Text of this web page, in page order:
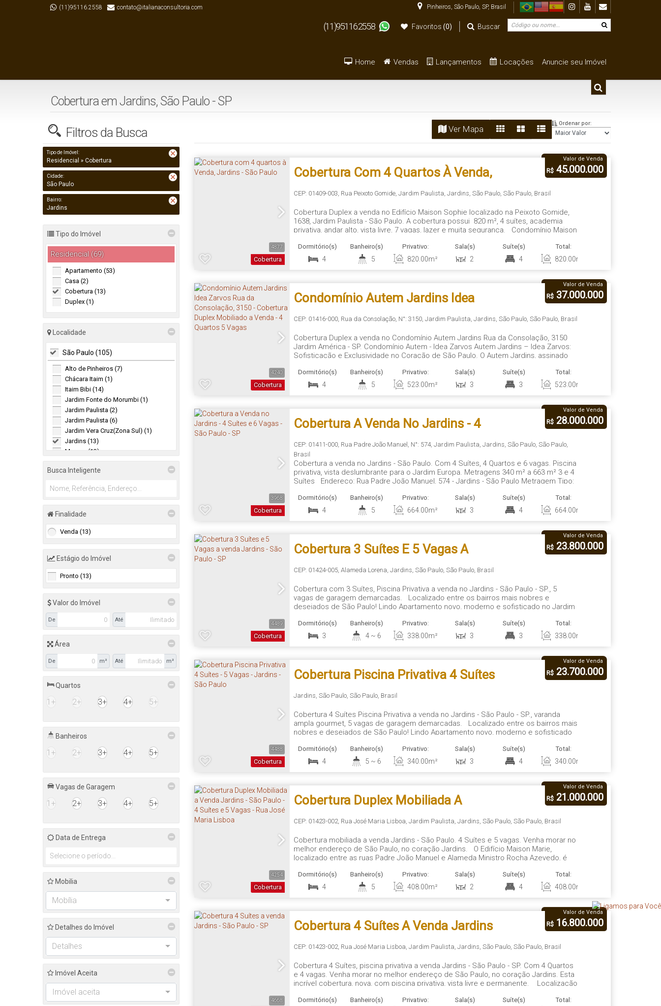
Pinheiros, São Paulo, SP, Brasil
(11)95116.2558 contato@italianaconsultoria.com
Buscar
Favoritos (0)
Anuncie seu Imóvel
Locações
Lançamentos
Vendas
Home
Cobertura em Jardins, São Paulo - SP
Filtros da Busca
Tipo de Imóvel:
Residencial » Cobertura
Cidade:
São Paulo
Bairro:
Jardins
Tipo do Imóvel
Residencial (69)
Apartamento (53)
Casa (2)
Cobertura (13)
Duplex (1)
Localidade
São Paulo (105)
Alto de Pinheiros (7)
Chácara Itaim (1)
Itaim Bibi (14)
Jardim Fonte do Morumbi (1)
Jardim Paulista (2)
Jardim Paulista (6)
Jardim Vera Cruz(Zona Sul) (1)
Jardins (13)
Moema (13)
Paraíso (2)
Perdizes (3)
Tatuapé (2)
Vila Mariana (3)
Vila Nova Conceição (11)
Vila Olímpia (4)
Vila Romana (1)
Busca Inteligente
Finalidade
Venda (13)
Estágio do Imóvel
Pronto (13)
Valor do Imóvel
De Até
Área
De m² Até m²
Quartos
1+ 2+ 3+ 4+ 5+
Banheiros
1+ 2+ 3+ 4+ 5+
Vagas de Garagem
1+ 2+ 3+ 4+ 5+
Data de Entrega
Mobilia
Mobília
Detalhes do Imóvel
Detalhes
Imóvel Aceita
Imóvel aceita
Ver Mapa
Ordenar por:
4877
Cobertura
Cobertura Com 4 Quartos À Venda,
Jardins - São Paulo
R$ 45.000.000
Valor de Venda
CEP: 01409-003 Rua Peixoto Gomide ,Jardim Paulista ,Jardins ,São Paulo ,São Paulo Brasil
4
Dormitório(s)
5
Banheiro(s) Privativo:
820 .00m² 2
Sala(s)
4
Suíte(s) Total:
820 .00m²
Cobertura Duplex a venda no Edifício Maison Sophie localizado na Peixoto Gomide,
1638, Jardim Paulista - São Paulo. A cobertura possui 820 m², 4 suítes, academia
privativa, andar alto, vista livre, 7 vagas, lazer e muita segurança. Condomínio Maison
prestigiado Maison Sophie, um dos edifícios mais...
4240
Cobertura
Condomínio Autem Jardins Idea
Zarvos Rua Da Consolação, 3150 -
Cobertura Duplex Mobiliado A
Venda - 4 Quartos 5 Vagas
R$ 37.000.000
Valor de Venda
CEP: 01416-000 Rua da Consolação N°: 3150 ,Jardim Paulista ,Jardins ,São Paulo ,São Paulo Brasil
4
Dormitório(s)
5
Banheiro(s) Privativo:
523 .00m² 3
Sala(s)
3
Suíte(s) Total:
523 .00m²
Cobertura Duplex a venda no Condomínio Autem Jardins Rua da Consolação, 3150
Jardim América - SP. Condomínio Autem - Idea Zarvos Autem Jardins – Idea Zarvos:
Sofisticação e Exclusividade no Coração de São Paulo. O Autem Jardins, assinado
design autoral e exclusividade. Localizado em um dos endereços...
3968
Cobertura
Cobertura A Venda No Jardins - 4
Suítes E 6 Vagas - São Paulo - SP
R$ 28.000.000
Valor de Venda
CEP: 01411-000 Rua Padre João Manuel N°: 574,Jardim Paulista ,Jardins ,São Paulo ,São Paulo
Brasil
4
Dormitório(s)
5
Banheiro(s) Privativo:
664 .00m² 3
Sala(s)
4
Suíte(s) Total:
664 .00m²
Cobertura a venda no Jardins - São Paulo. Com 4 Suítes, 4 Quartos e 6 vagas. Piscina
privativa, vista deslumbrante para o Jardim Europa. Metragens 340 m² a 663 m² 3 e 4
Suítes Endereço: Rua Padre João Manuel, 574 - Jardins - São Paulo Metragem Tipo:
Königsberger Vannucchi Arquitetos Status:...
4489
Cobertura
Cobertura 3 Suítes E 5 Vagas A
Venda Jardins - São Paulo - SP
R$ 23.800.000
Valor de Venda
CEP: 01424-005 ,Alameda Lorena ,Jardins ,São Paulo ,São Paulo Brasil
3
Dormitório(s)
4 ~ 6
Banheiro(s) Privativo:
338 .00m² 3
Sala(s)
3
Suíte(s) Total:
338 .00m²
Cobertura com 3 Suítes, Piscina Privativa a venda no Jardins - São Paulo - SP., 5
vagas de garagem demarcadas. Localizado entre os bairros mais nobres e
desejados de São Paulo! Lindo Apartamento novo, moderno e sofisticado no Jardim
fácil acesso as principais avenidas da região, conectando os moradores a...
4488
Cobertura
Cobertura Piscina Privativa 4 Suítes
- 5 Vagas - Jardins - São Paulo
R$ 23.700.000
Valor de Venda
Jardins ,São Paulo ,São Paulo Brasil
4
Dormitório(s)
5 ~ 6
Banheiro(s) Privativo:
340 .00m² 3
Sala(s)
4
Suíte(s) Total:
340 .00m²
Cobertura 4 Suítes Piscina Privativa a venda no Jardins - São Paulo - SP., varanda
ampla gourmet, 5 vagas de garagem demarcadas. Localizado entre os bairros mais
nobres e desejados de São Paulo! Lindo Apartamento novo, moderno e sofisticado
e com fácil acesso as principais avenidas da região, conectando...
4254
Cobertura
Cobertura Duplex Mobiliada A
Venda Jardins - São Paulo - 4 Suítes
E 5 Vagas - Rua José Maria Lisboa
R$ 21.000.000
Valor de Venda
CEP: 01423-002 Rua José Maria Lisboa ,Jardim Paulista ,Jardins ,São Paulo ,São Paulo Brasil
4
Dormitório(s)
5
Banheiro(s) Privativo:
408 .00m² 2
Sala(s)
4
Suíte(s) Total:
408 .00m²
Cobertura mobiliada a venda Jardins - São Paulo. 4 Suítes e 5 vagas. Venha morar no
melhor endereço de São Paulo, no coração Jardins. O Edifício Maison Marie,
localizado entre as ruas Padre João Manuel e Alameda Ministro Rocha Azevedo, é
serviços nas proximidades, o condomínio oferece uma experiência de...
4668
Cobertura 4 Suítes A Venda Jardins
- São Paulo - SP
R$ 16.800.000
Valor de Venda
CEP: 01423-002 Rua José Maria Lisboa ,Jardim Paulista ,Jardins ,São Paulo ,São Paulo Brasil
Dormitório(s) Banheiro(s) Privativo: Sala(s) Suíte(s) Total:
Cobertura 4 Suítes, piscina privativa a venda Jardins - São Paulo - SP. Com 4 Quartos
e 4 vagas. Venha morar no melhor endereço de São Paulo, no coração Jardins. Esta
incrível cobertura, nova, com piscina privativa, vista livre e permanente. Localização
restaurantes do Jardins, hospitais, bancos,...